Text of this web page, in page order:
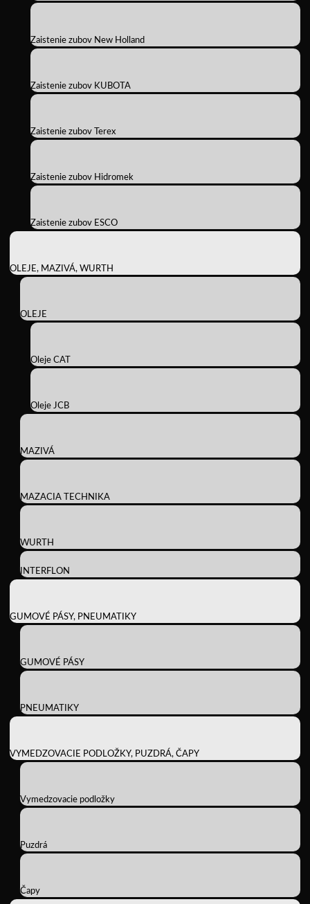
Zaistenie zubov New Holland
Zaistenie zubov KUBOTA
Zaistenie zubov Terex
Zaistenie zubov Hidromek
Zaistenie zubov ESCO
OLEJE, MAZIVÁ, WURTH
OLEJE
Oleje CAT
Oleje JCB
MAZIVÁ
MAZACIA TECHNIKA
WURTH
INTERFLON
GUMOVÉ PÁSY, PNEUMATIKY
GUMOVÉ PÁSY
PNEUMATIKY
VYMEDZOVACIE PODLOŽKY, PUZDRÁ, ČAPY
Vymedzovacie podložky
Puzdrá
Čapy